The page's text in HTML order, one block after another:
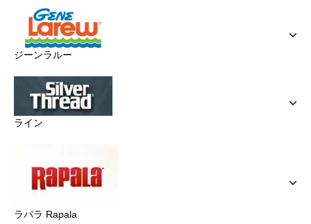
ジーンラルー
ライン
ラパラ Rapala